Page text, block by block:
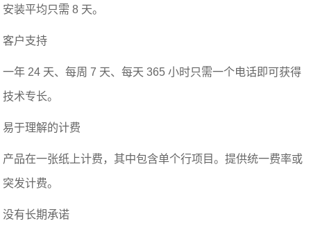
安装平均只需 8 天。
客户支持
一年 24 天、每周 7 天、每天 365 小时只需一个电话即可获得
技术专长。
易于理解的计费
产品在一张纸上计费，其中包含单个行项目。提供统一费率或
突发计费。
没有长期承诺